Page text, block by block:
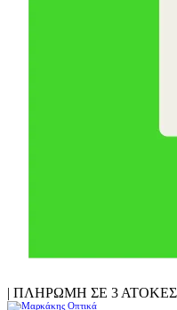
| ΠΛΗΡΩΜΗ ΣΕ 3 ΑΤΟΚΕΣ